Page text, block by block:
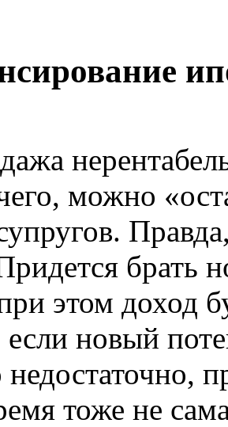
можно
Правда,
брать
этом доход
новый
недостаточно,
тоже не